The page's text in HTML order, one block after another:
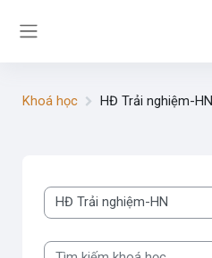
Khoá học HĐ Trải nghiệm-HN
Danh mục khoá học
Tìm kiếm khoá học